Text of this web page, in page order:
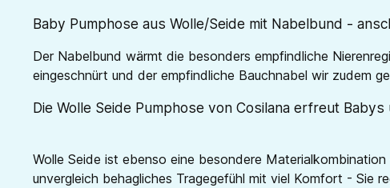
Baby Pumphose aus Wolle/Seide mit Nabelbund -
Der Nabelbund wärmt die besonders empfindliche
eingeschnürt und der empfindliche Bauchnabel wir zudem
Die Wolle Seide Pumphose von Cosilana erfreut
Wolle Seide ist ebenso eine besondere
unvergleich behagliches Tragegefühl mit viel Komfort - Sie